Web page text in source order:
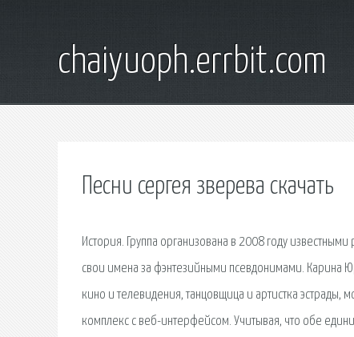
chaiyuoph.errbit.com
Песни сергея зверева скачать
История. Группа организована в 2008 году
свои имена за фэнтезийными псевдонимами. Карина
кино и телевидения, танцовщица и артистка
комплекс с веб-интерфейсом. Учитывая, что обе